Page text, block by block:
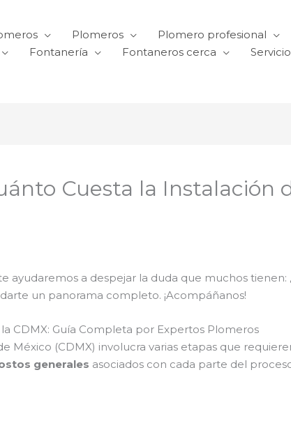
Plomeros Plomero profesional
Fontanería Fontaneros cerca
Cuesta la Instalación
ayudaremos a despejar la duda que muchos tienen:
un panorama completo. ¡Acompáñanos!
CDMX: Guía Completa por Expertos Plomeros
México (CDMX) involucra varias etapas que
generales asociados con cada parte del